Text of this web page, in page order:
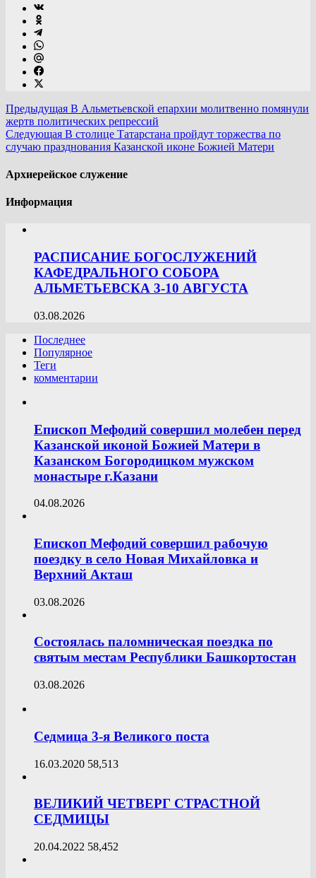
Предыдущая В Альметьевской епархии молитвенно помянули
жертв политических репрессий
Следующая В столице Татарстана пройдут торжества по
случаю празднования Казанской иконе Божией Матери
Архиерейское служение
Информация
РАСПИСАНИЕ БОГОСЛУЖЕНИЙ
КАФЕДРАЛЬНОГО СОБОРА
АЛЬМЕТЬЕВСКА 3-10 АВГУСТА
03.08.2026
Последнее
Популярное
Теги
комментарии
Епископ Мефодий совершил молебен перед
Казанской иконой Божией Матери в
Казанском Богородицком мужском
монастыре г.Казани
04.08.2026
Епископ Мефодий совершил рабочую
поездку в село Новая Михайловка и
Верхний Акташ
03.08.2026
Состоялась паломническая поездка по
святым местам Республики Башкортостан
03.08.2026
Седмица 3-я Великого поста
16.03.2020 58,513
ВЕЛИКИЙ ЧЕТВЕРГ СТРАСТНОЙ
СЕДМИЦЫ
20.04.2022 58,452